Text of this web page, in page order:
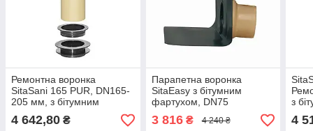
Ремонтна воронка
SitaSani 165 PUR, DN165-
205 мм, з бітумним
полотном, довжина труби
200 мм
4 642,80 ₴
Парапетна воронка
SitaEasy з бітумним
фартухом, DN75
3 816₴ 4 240 ₴
з
4